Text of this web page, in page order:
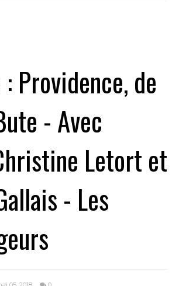
Providence, de
- Avec
Letort et
- Les